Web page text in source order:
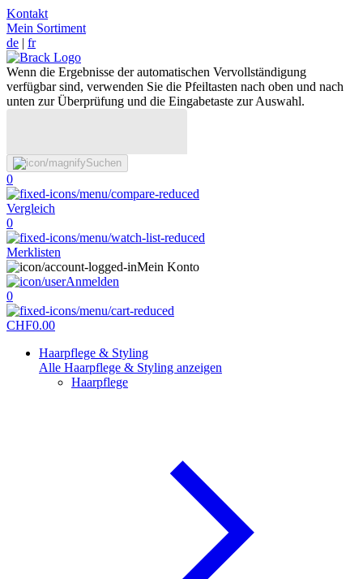
Kontakt
Mein Sortiment
de | fr
Wenn die Ergebnisse der automatischen Vervollständigung
verfügbar sind, verwenden Sie die Pfeiltasten nach oben und nach
unten zur Überprüfung und die Eingabetaste zur Auswahl.
Suchen
0
Vergleich
0
Merklisten
Mein Konto
Anmelden
0
CHF0.00
Haarpflege & Styling
Alle Haarpflege & Styling anzeigen
Haarpflege